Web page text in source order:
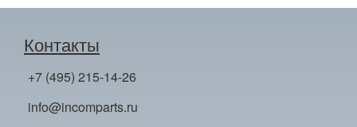
Контакты
+7 (495) 215-14-26
info@incomparts.ru